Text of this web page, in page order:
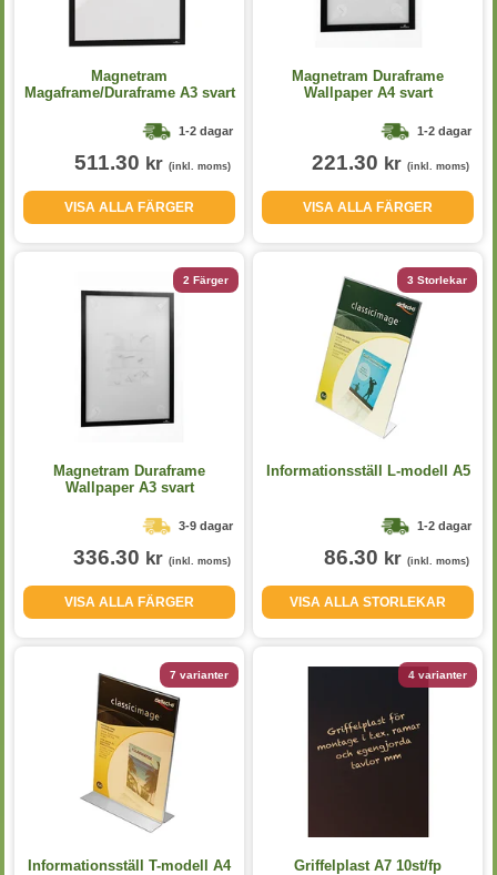
Magnetram
Magaframe/Duraframe A3 svart
1-2 dagar
511.30 kr (inkl. moms)
VISA ALLA FÄRGER
Magnetram Duraframe
Wallpaper A4 svart
1-2 dagar
221.30 kr (inkl. moms)
VISA ALLA FÄRGER
2 Färger
Magnetram Duraframe
Wallpaper A3 svart
3-9 dagar
336.30 kr (inkl. moms)
VISA ALLA FÄRGER
3 Storlekar
Informationsställ L-modell A5
1-2 dagar
86.30 kr (inkl. moms)
VISA ALLA STORLEKAR
7 varianter
Informationsställ T-modell A4
4 varianter
Griffelplast A7 10st/fp